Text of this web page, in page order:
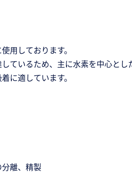
用しております。
ているため、主に水素を中心とし
に適しています。
離、精製